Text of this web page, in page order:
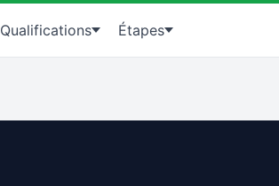
Qualifications Étapes